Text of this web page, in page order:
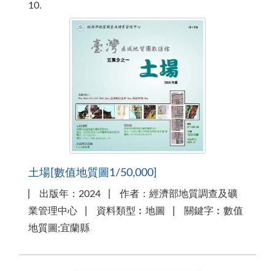
10
土場[數值地質圖1/50,000]
出版年：2024
作者：經濟部地質調查及礦
業管理中心
資料類型︰地圖
關鍵字︰數值
地質圖;宜蘭縣